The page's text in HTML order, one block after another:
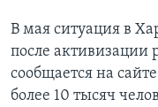
В мая ситуация в
после активизации
сообщается на
более 10 тысяч